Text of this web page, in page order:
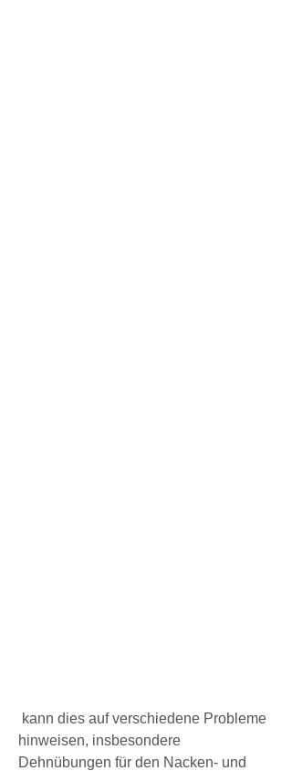
hinweisen, insbesondere
Dehnübungen für den Nacken- und